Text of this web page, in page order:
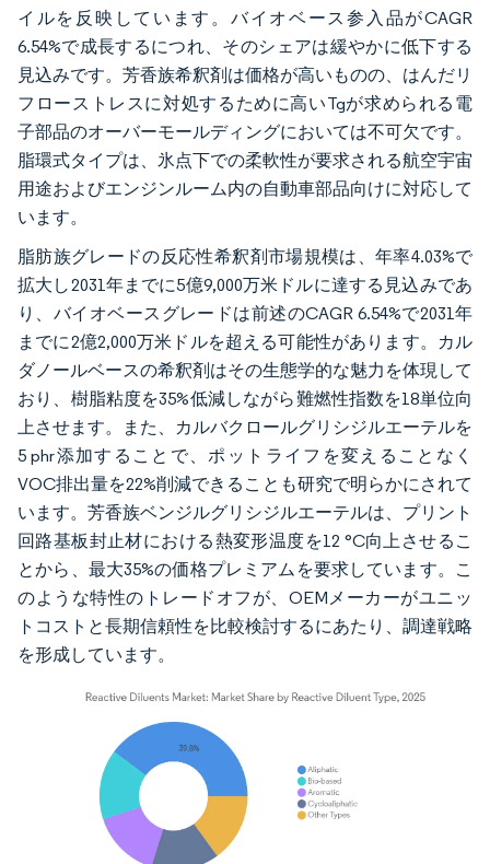
イルを反映しています。バイオベース参入品がCAGR
6.54%で成長するにつれ、そのシェアは緩やかに低下する
見込みです。芳香族希釈剤は価格が高いものの、はんだリ
フローストレスに対処するために高いTgが求められる電
子部品のオーバーモールディングにおいては不可欠です。
脂環式タイプは、氷点下での柔軟性が要求される航空宇宙
用途およびエンジンルーム内の自動車部品向けに対応して
います。
脂肪族グレードの反応性希釈剤市場規模は、年率4.03%で
拡大し2031年までに5億9,000万米ドルに達する見込みであ
り、バイオベースグレードは前述のCAGR 6.54%で2031年
までに2億2,000万米ドルを超える可能性があります。カル
ダノールベースの希釈剤はその生態学的な魅力を体現して
おり、樹脂粘度を35%低減しながら難燃性指数を18単位向
上させます。また、カルバクロールグリシジルエーテルを
5 phr添加することで、ポットライフを変えることなく
VOC排出量を22%削減できることも研究で明らかにされて
います。芳香族ベンジルグリシジルエーテルは、プリント
回路基板封止材における熱変形温度を12 °C向上させるこ
とから、最大35%の価格プレミアムを要求しています。こ
のような特性のトレードオフが、OEMメーカーがユニッ
トコストと長期信頼性を比較検討するにあたり、調達戦略
を形成しています。